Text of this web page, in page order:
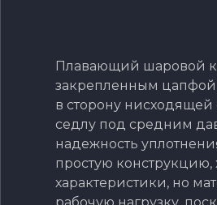
Плавающий шаровой
закрепленным
в сторону
седлу под средним
надежность
простую
характеристики, но